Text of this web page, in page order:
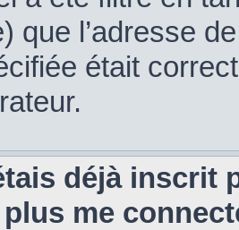
que l’adresse
était
déjà inscrit
me